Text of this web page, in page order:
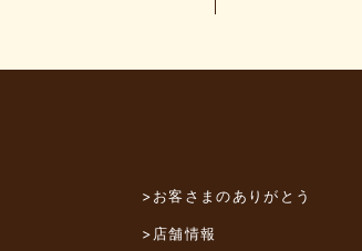
>お客さまのありがとう
>店舗情報